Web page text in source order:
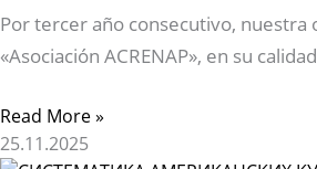
Por tercer año consecutivo, nuestra
«Asociación ACRENAP», en su
Read More »
25.11.2025